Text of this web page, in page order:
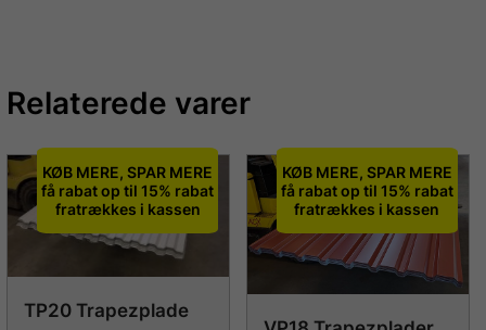
Relaterede varer
KØB MERE, SPAR MERE
få rabat op til 15% rabat
fratrækkes i kassen
TP20 Trapezplade
KØB MERE, SPAR MERE
få rabat op til 15% rabat
fratrækkes i kassen